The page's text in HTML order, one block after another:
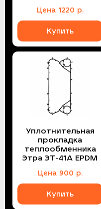
Цена 1220 р.
Купить
Уплотнительная
прокладка
теплообменника
Этра ЭТ-41A EPDM
Цена 900 р.
Купить